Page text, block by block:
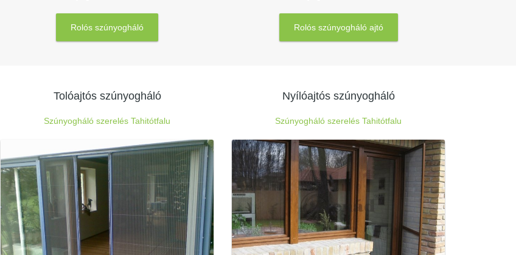
Rolós szúnyogháló Rolós szúnyogháló ajtó
Tolóajtós szúnyogháló
Szúnyogháló szerelés Tahitótfalu
Nyílóajtós szúnyogháló
Szúnyogháló szerelés Tahitótfalu